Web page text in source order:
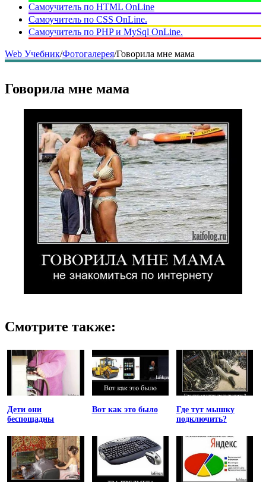
Самоучитель по HTML OnLine
Самоучитель по CSS OnLine.
Самоучитель по PHP и MySql OnLine.
Web Учебник/Фотогалерея/Говорила мне мама
Говорила мне мама
Смотрите также:
Дети они
беспощадны
Вот как это было
Где тут мышку
подключить?